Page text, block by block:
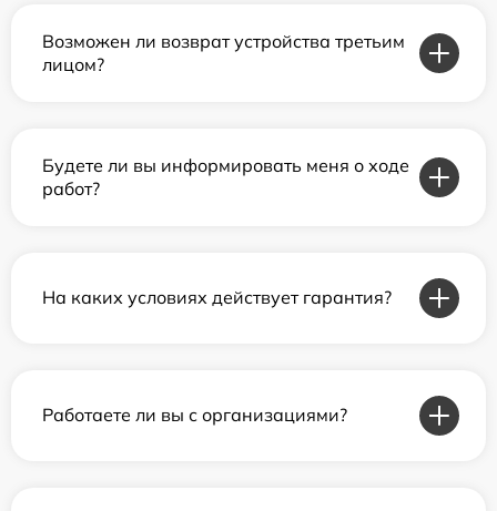
Возможен ли возврат устройства третьим
лицом?
Будете ли вы информировать меня о ходе
работ?
На каких условиях действует гарантия?
Работаете ли вы с организациями?